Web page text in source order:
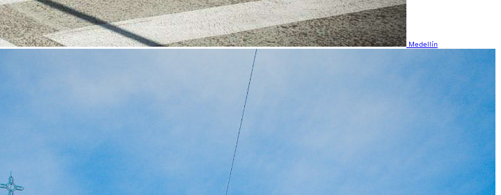
Medellín